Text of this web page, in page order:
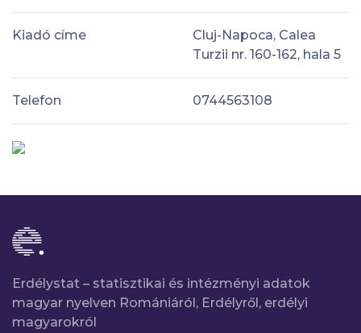
Kiadó címe
Cluj-Napoca, Calea
Turzii nr. 160-162, hala 5
Telefon 0744563108
Erdélystat – statisztikai és intézményi adatok
magyar nyelven Romániáról, Erdélyről, erdélyi
magyarokról